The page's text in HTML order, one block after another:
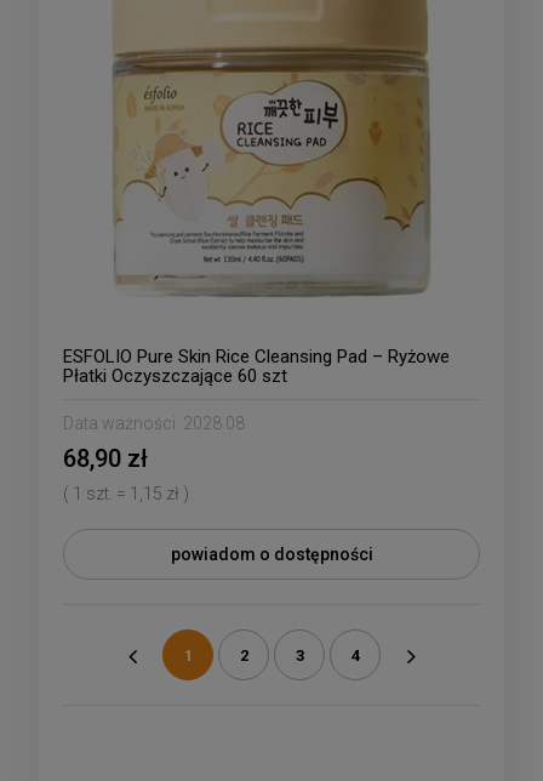
ESFOLIO Pure Skin Rice Cleansing Pad – Ryżowe
Płatki Oczyszczające 60 szt
Data ważności: 2028.08
68,90 zł
( 1 szt. = 1,15 zł )
powiadom o dostępności
1 2 3 4